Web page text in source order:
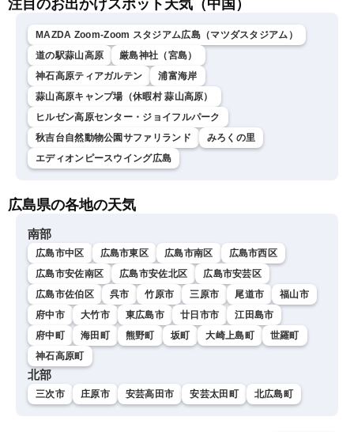
注目のお出かけスポット天気（中国）
MAZDA Zoom-Zoom スタジアム広島（マツダスタジアム）
道の駅蒜山高原
厳島神社（宮島）
神石高原ティアガルテン
浦富海岸
蒜山高原キャンプ場（休暇村 蒜山高原）
ヒルゼン高原センター・ジョイフルパーク
秋吉台自然動物公園サファリランド
みろくの里
エディオンピースウイング広島
広島県の各地の天気
南部
広島市中区 広島市東区 広島市南区
広島市西区
広島市安佐南区
広島市安佐北区
広島市安芸区
広島市佐伯区
呉市 竹原市 三原市 尾道市
福山市
府中市
大竹市 東広島市 廿日市市
江田島市
府中町
海田町 熊野町 坂町 大崎上島町
世羅町
神石高原町
北部
三次市 庄原市 安芸高田市 安芸太田町 北広島町